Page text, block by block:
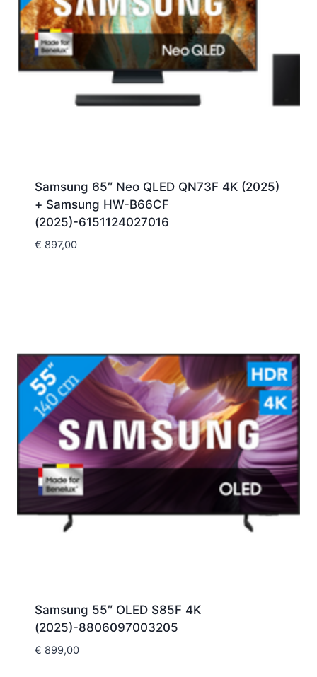
Samsung 65″ Neo QLED QN73F 4K (2025)
+ Samsung HW-B66CF
(2025)-6151124027016
€ 897,00
Samsung 55″ OLED S85F 4K
(2025)-8806097003205
€ 899,00